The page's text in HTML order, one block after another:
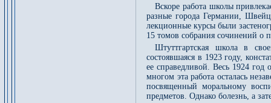
Вскоре работа школы
разные города Германии,
лекционные курсы были
15 томов собрания сочинений о
Штуттгартская школа в
состоявшаяся в 1923 году,
ее справедливой. Весь 1924 год
многом эта работа осталась
посвященный моральному
предметов. Однако болезнь, а